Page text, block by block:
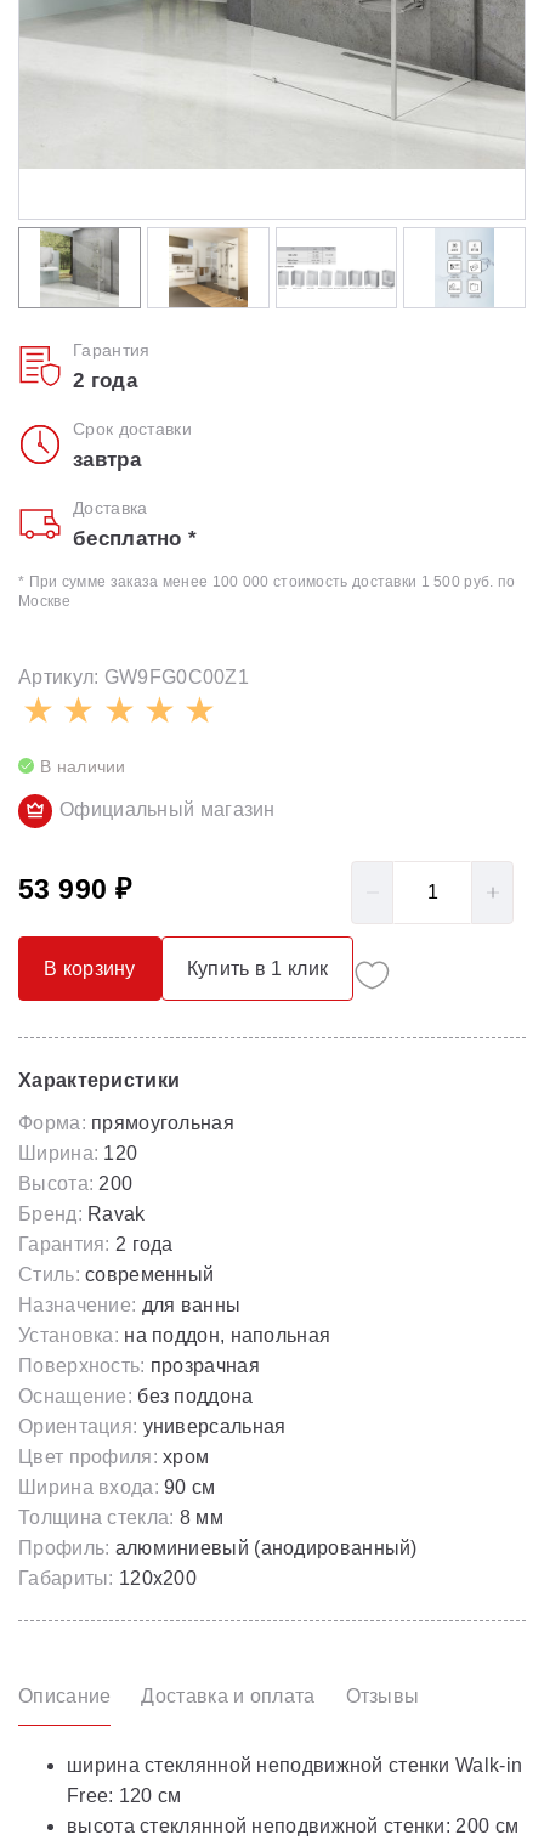
Душевые каналы
Гарантия
2 года
Срок доставки
завтра
Доставка
бесплатно *
* При сумме заказа менее 100 000 стоимость доставки 1 500 руб. по
Москве
Артикул: GW9FG0C00Z1
В наличии
Официальный магазин
53 990 ₽
В корзину Купить в 1 клик
Характеристики
Форма: прямоугольная
Ширина: 120
Высота: 200
Бренд: Ravak
Гарантия: 2 года
Стиль: современный
Назначение: для ванны
Установка: на поддон, напольная
Поверхность: прозрачная
Оснащение: без поддона
Ориентация: универсальная
Цвет профиля: хром
Ширина входа: 90 см
Толщина стекла: 8 мм
Профиль: алюминиевый (анодированный)
Габариты: 120х200
Описание Доставка и оплата Отзывы
ширина стеклянной неподвижной стенки Walk-in
Free: 120 см
высота стеклянной неподвижной стенки: 200 см